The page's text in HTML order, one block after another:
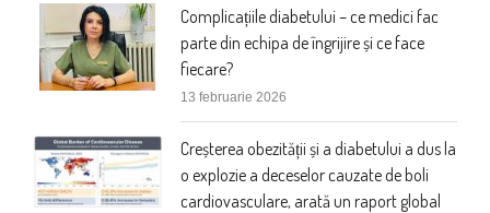
Complicațiile diabetului – ce medici fac
parte din echipa de îngrijire și ce face
fiecare?
13 februarie 2026
Creșterea obezității și a diabetului a dus la
o explozie a deceselor cauzate de boli
cardiovasculare, arată un raport global